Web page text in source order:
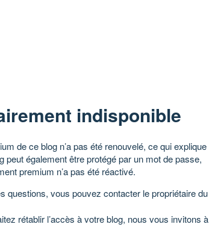
indisponible
de ce blog n’a pas été renouvelé, ce qui explique
également être protégé par un mot de passe,
premium n’a pas été réactivé.
questions, vous pouvez contacter le propriétaire du
rétablir l’accès à votre blog, nous vous invitons à